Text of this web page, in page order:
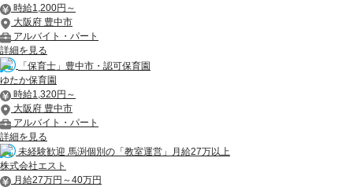
時給1,200円～
大阪府 豊中市
アルバイト・パート
詳細を見る
「保育士」豊中市・認可保育園
ゆたか保育園
時給1,320円～
大阪府 豊中市
アルバイト・パート
詳細を見る
未経験歓迎 馬渕個別の「教室運営」月給27万以上
株式会社エスト
月給27万円～40万円